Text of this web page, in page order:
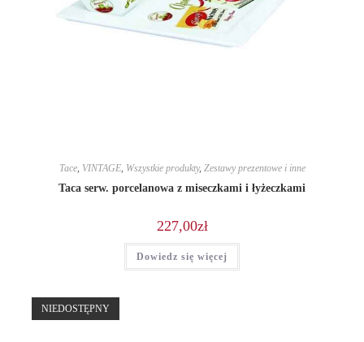
Tace, VINTAGE, Wszystkie produkty, Zestawy prezentowe i inne
Taca serw. porcelanowa z miseczkami i łyżeczkami
227,00zł
Dowiedz się więcej
NIEDOSTĘPNY